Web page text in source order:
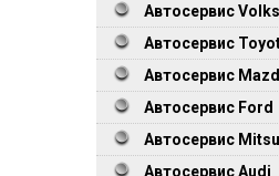
Автосервис
Автосервис
Автосервис
Автосервис Ford
Автосервис
Автосервис Audi